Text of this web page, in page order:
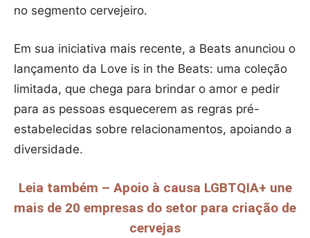
no segmento cervejeiro.
Em sua iniciativa mais recente, a Beats anunciou o
lançamento da Love is in the Beats: uma coleção
limitada, que chega para brindar o amor e pedir
para as pessoas esquecerem as regras pré-
estabelecidas sobre relacionamentos, apoiando a
diversidade.
Leia também – Apoio à causa LGBTQIA+ une
mais de 20 empresas do setor para criação de
cervejas